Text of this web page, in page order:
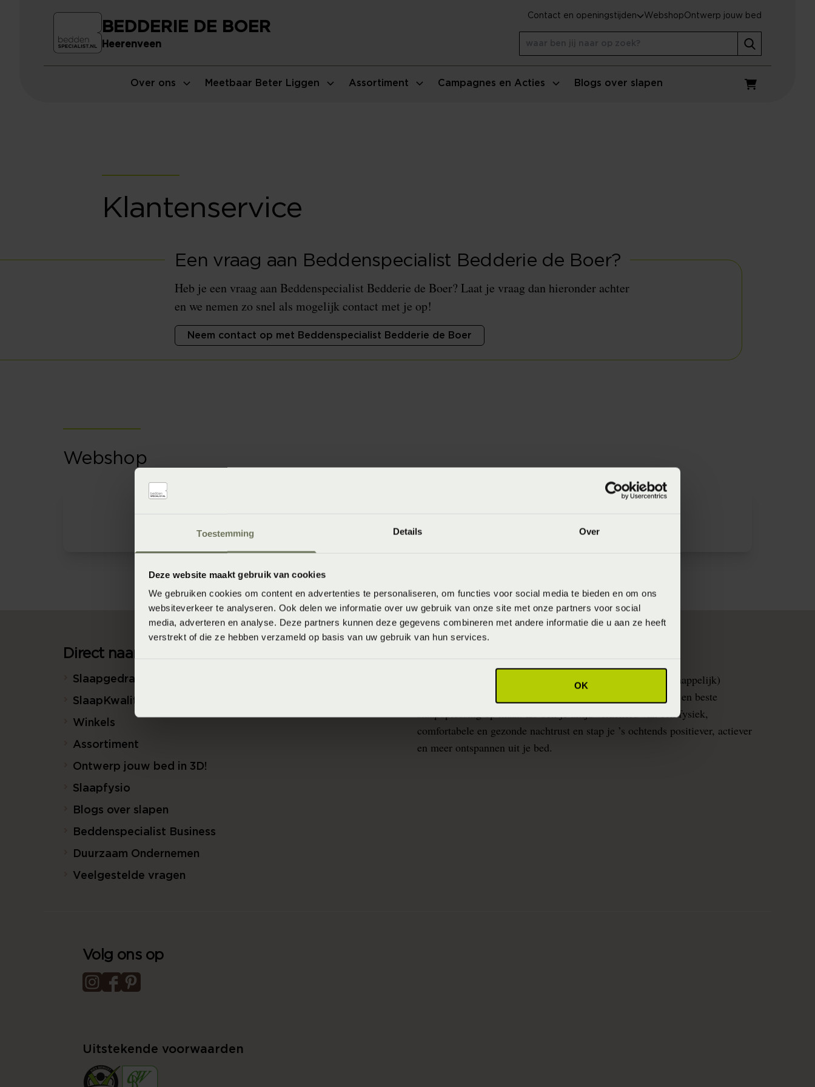
Toestemming Details Over
Deze website maakt gebruik van cookies
We gebruiken cookies om content en advertenties te personaliseren, om functies voor social media te bieden en om ons
websiteverkeer te analyseren. Ook delen we informatie over uw gebruik van onze site met onze partners voor social
media, adverteren en analyse. Deze partners kunnen deze gegevens combineren met andere informatie die u aan ze heeft
verstrekt of die ze hebben verzameld op basis van uw gebruik van hun services.
OK
Over ons Meetbaar Beter Liggen Assortiment Campagnes en Acties Blogs over slapen
Winkelwagen
BEDDERIE DE BOER
Heerenveen
Contact en openingstijden WebshopOntwerp jouw bed
Klantenservice
Een vraag aan Beddenspecialist Bedderie de Boer?
Heb je een vraag aan Beddenspecialist Bedderie de Boer? Laat je vraag dan hieronder achter
en we nemen zo snel als mogelijk contact met je op!
Neem contact op met Beddenspecialist Bedderie de Boer
Webshop
Webshop voorwaarden Webshop bestellingen
Direct naar
Slaapgedrag Thuismeting
SlaapKwaliteit Score™
Winkels
Assortiment
Ontwerp jouw bed in 3D!
Slaapfysio
Blogs over slapen
Beddenspecialist Business
Duurzaam Ondernemen
Veelgestelde vragen
Dankzij onafhankelijke slaapmetingen en continu (wetenschappelijk)
onderzoek ontvang je persoonlijk advies over jouw mooiste en beste
slaapoplossing op maat. Zo ben je altijd verzekerd van een fysiek,
comfortabele en gezonde nachtrust en stap je ’s ochtends positiever, actiever
en meer ontspannen uit je bed.
Volg ons op
Uitstekende voorwaarden